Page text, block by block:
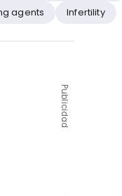
agents
Infertility
Publicidad